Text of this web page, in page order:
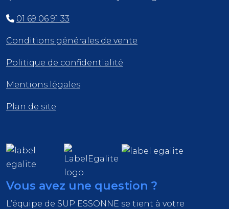
01 69 06 91 33
Conditions générales de vente
Politique de confidentialité
Mentions légales
Plan de site
Vous avez une question ?
L’équipe de SUP ESSONNE se tient à votre